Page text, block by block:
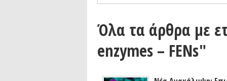
Podcast: Συζήτηση με τον καθηγητή
Podcast: Ο Διονύσης Σιμόπουλος
Άρθρο με αφορμή το Nobel Φυσικής
Συνέντευξη: Το ελληνικό
Όλα τα άρθρα με
enzymes – FENs"